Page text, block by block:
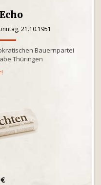
21.10.1951
Bauernpartei
Thüringen